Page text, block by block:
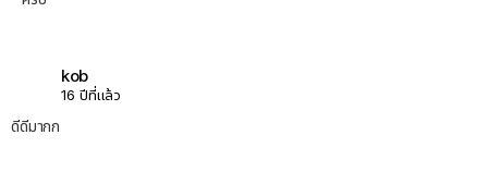
kob
16 ปีที่แล้ว
ดีดีมากก